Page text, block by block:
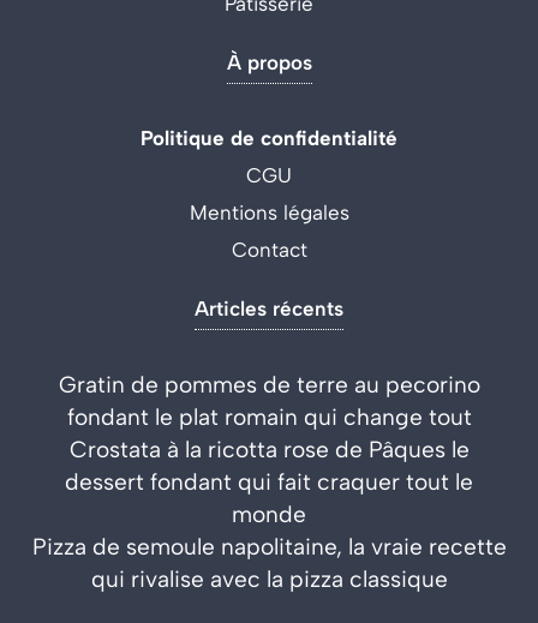
À propos
Politique de confidentialité
CGU
Mentions légales
Contact
Articles récents
Gratin de pommes de terre au pecorino
fondant le plat romain qui change tout
Crostata à la ricotta rose de Pâques le
dessert fondant qui fait craquer tout le
monde
Pizza de semoule napolitaine, la vraie recette
qui rivalise avec la pizza classique